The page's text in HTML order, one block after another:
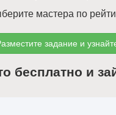
мастера по
задание и
бесплатно и